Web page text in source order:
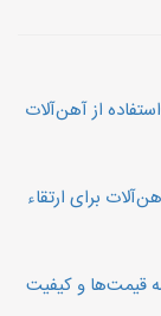
از آهن‌آلات
برای ارتقاء
قیمت‌ها و کیفیت